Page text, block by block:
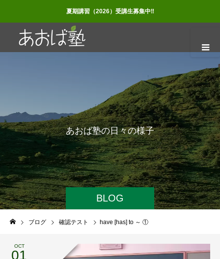
夏期講習（2026）受講生募集中‼
BLOG
あおば塾の日々の様子
ブログ 確認テスト have [has] to ～ ①
OCT
01